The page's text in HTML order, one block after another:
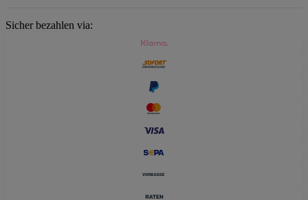
Sicher bezahlen via: